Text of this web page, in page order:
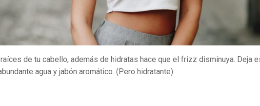
de tu cabello, además de hidratas hace que el frizz disminuya. Deja
agua y jabón aromático. (Pero hidratante)